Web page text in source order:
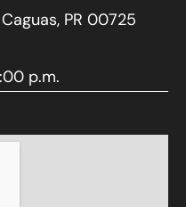
PR 00725
p.m.